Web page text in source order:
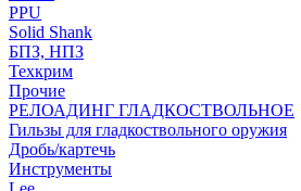
PPU
Solid Shank
БПЗ, НПЗ
Техкрим
Прочие
РЕЛОАДИНГ ГЛАДКОСТВОЛЬНОЕ
Гильзы для гладкоствольного оружия
Дробь/картечь
Инструменты